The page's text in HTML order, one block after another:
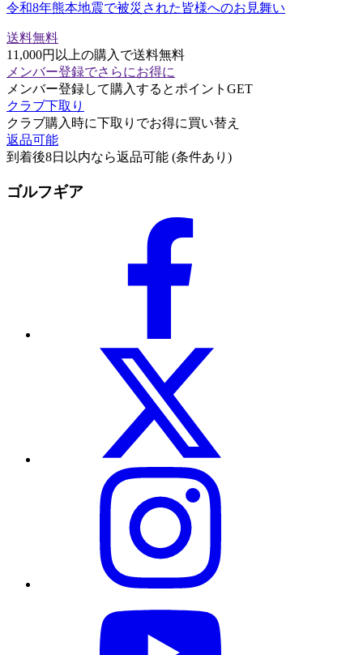
令和8年熊本地震で被災された皆様へのお見舞い
送料無料
11,000円以上の購入で送料無料
メンバー登録でさらにお得に
メンバー登録して購入するとポイントGET
クラブ下取り
クラブ購入時に下取りでお得に買い替え
返品可能
到着後8日以内なら返品可能 (条件あり)
ゴルフギア